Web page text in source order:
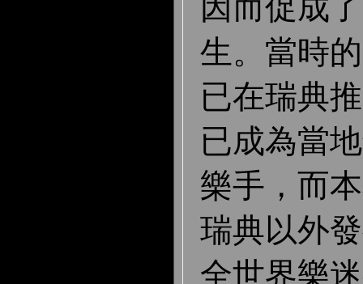
因而促成
生。當時
已在瑞典
已成為當
樂手，而
瑞典以外
全世界樂